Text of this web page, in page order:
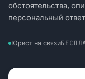
обстоятельства,
персональный
Юрист на связи